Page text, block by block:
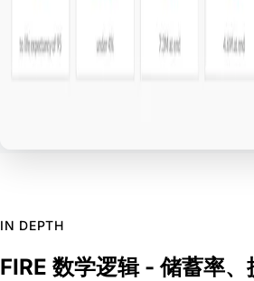
IN DEPTH
FIRE 数学逻辑 - 储蓄率